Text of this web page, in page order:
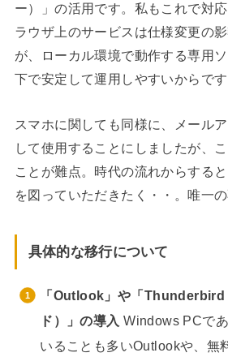
ー）」の活用です。私もこれで対
ラウザ上のサービスは仕様変更の
が、ローカル環境で動作する専用
下で安定して運用しやすいからです
スマホに関しても同様に、メール
して使用することにしましたが、
ことが難点。時代の流れからする
を図っていただきたく・・。唯一
具体的な移行について
「Outlook」や「Thunderbird
ド）」の導入 Windows PCで
いることも多いOutlookや、無